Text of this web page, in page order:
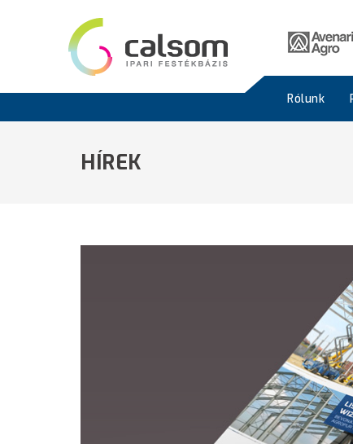
Rólunk
HÍREK